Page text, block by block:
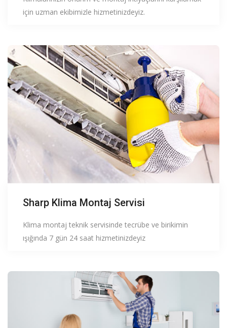
için uzman ekibimizle hizmetinizdeyiz.
Sharp Klima Montaj Servisi
Klima montaj teknik servisinde tecrübe ve birikimin
ışığında 7 gün 24 saat hizmetinizdeyiz